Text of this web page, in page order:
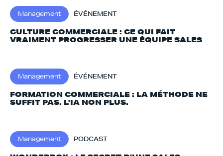
Management ÉVÉNEMENT
CULTURE COMMERCIALE : CE QUI FAIT
VRAIMENT PROGRESSER UNE ÉQUIPE SALES
Management ÉVÉNEMENT
FORMATION COMMERCIALE : LA MÉTHODE NE
SUFFIT PAS. L'IA NON PLUS.‍
Management PODCAST